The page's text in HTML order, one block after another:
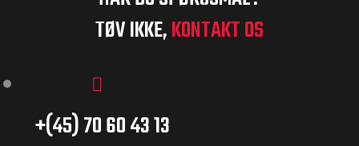
TØV IKKE,KONTAKT OS
+(45) 70 60 43 13